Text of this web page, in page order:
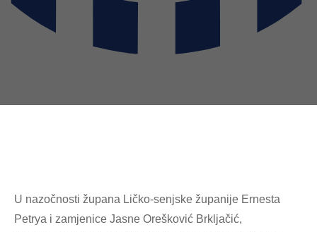
U nazočnosti župana Ličko-senjske županije Ernesta
Petrya i zamjenice Jasne Orešković Brkljačić,